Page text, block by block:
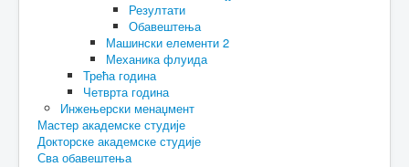
Резултати
Обавештења
Машински елементи 2
Механика флуида
Трећа година
Четврта година
Инжењерски менаџмент
Мастер академске студије
Докторске академске студије
Сва обавештења